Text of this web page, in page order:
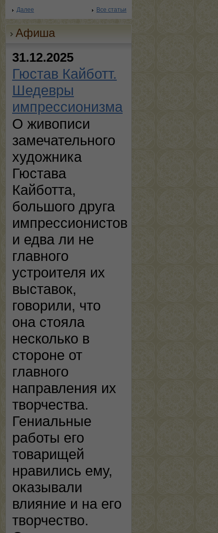
Далее Все статьи
Афиша
31.12.2025
Гюстав Кайботт.
Шедевры
импрессионизма
О живописи
замечательного
художника
Гюстава
Кайботта,
большого друга
импрессионистов
и едва ли не
главного
устроителя их
выставок,
говорили, что
она стояла
несколько в
стороне от
главного
направления их
творчества.
Гениальные
работы его
товарищей
нравились ему,
оказывали
влияние и на его
творчество.